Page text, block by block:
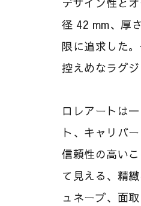
径 42 mm、厚
限に追求した
控えめなラグ
ロレアートは
ト、キャリバ
信頼性の高い
て見える、精
ュネーブ、面